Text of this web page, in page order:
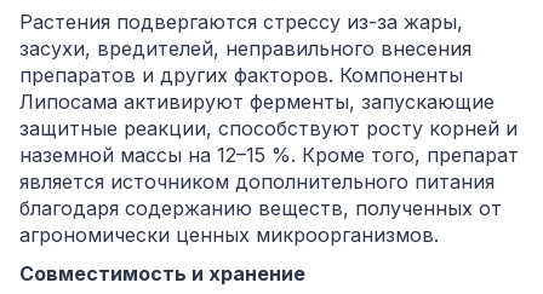
Растения подвергаются стрессу из-за жары,
засухи, вредителей, неправильного внесения
препаратов и других факторов. Компоненты
Липосама активируют ферменты, запускающие
защитные реакции, способствуют росту корней и
наземной массы на 12–15 %. Кроме того, препарат
является источником дополнительного питания
благодаря содержанию веществ, полученных от
агрономически ценных микроорганизмов.
Совместимость и хранение